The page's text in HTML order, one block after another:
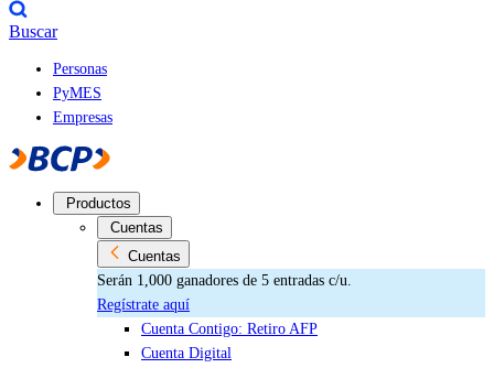
Buscar
Personas
PyMES
Empresas
Productos
Cuentas
Cuentas
Serán 1,000 ganadores de 5 entradas c/u.
Regístrate aquí
Cuenta Contigo: Retiro AFP
Cuenta Digital